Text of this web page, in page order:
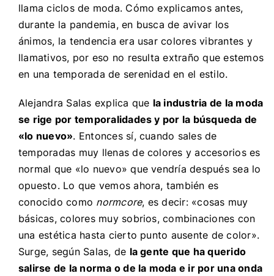
llama ciclos de moda. Cómo explicamos antes,
durante la pandemia, en busca de avivar los
ánimos, la tendencia era usar colores vibrantes y
llamativos, por eso no resulta extraño que estemos
en una temporada de serenidad en el estilo.
Alejandra Salas explica que la industria de la moda
se rige por temporalidades y por la búsqueda de
«lo nuevo». Entonces sí, cuando sales de
temporadas muy llenas de colores y accesorios es
normal que «lo nuevo» que vendría después sea lo
opuesto. Lo que vemos ahora, también es
conocido como normcore, es decir: «cosas muy
básicas, colores muy sobrios, combinaciones con
una estética hasta cierto punto ausente de color».
Surge, según Salas, de la gente que ha querido
salirse de la norma o de la moda e ir por una onda